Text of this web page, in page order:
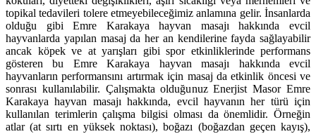
topikal tedavileri tolere etmeyebileceğimiz anlamına gelir. İnsanlarda
olduğu gibi Emre Karakaya hayvan masajı hakkında evcil
hayvanlarda yapılan masaj da her an kendilerine fayda sağlayabilir
ancak köpek ve at yarışları gibi spor etkinliklerinde performans
gösteren bu Emre Karakaya hayvan masajı hakkında evcil
hayvanların performansını artırmak için masaj da etkinlik öncesi ve
sonrası kullanılabilir. Çalışmakta olduğunuz Enerjist Masor Emre
Karakaya hayvan masajı hakkında, evcil hayvanın her türü için
kullanılan terimlerin çalışma bilgisi olması da önemlidir. Örneğin
atlar (at sırtı en yüksek noktası), boğazı (boğazdan geçen kayış),